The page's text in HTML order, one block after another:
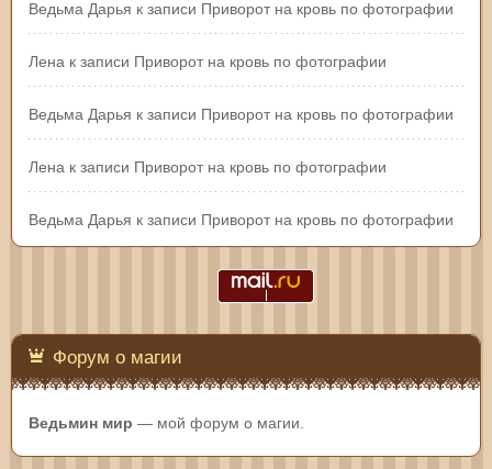
Ведьма Дарья к записи Приворот на кровь по фотографии
Лена к записи Приворот на кровь по фотографии
Ведьма Дарья к записи Приворот на кровь по фотографии
Лена к записи Приворот на кровь по фотографии
Ведьма Дарья к записи Приворот на кровь по фотографии
Форум о магии
Ведьмин мир — мой форум о магии.